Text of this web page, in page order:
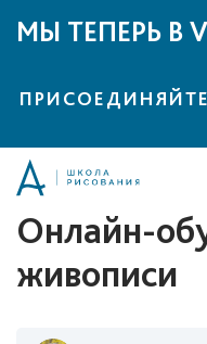
МЫ ТЕПЕРЬ В
Онлайн-
живописи